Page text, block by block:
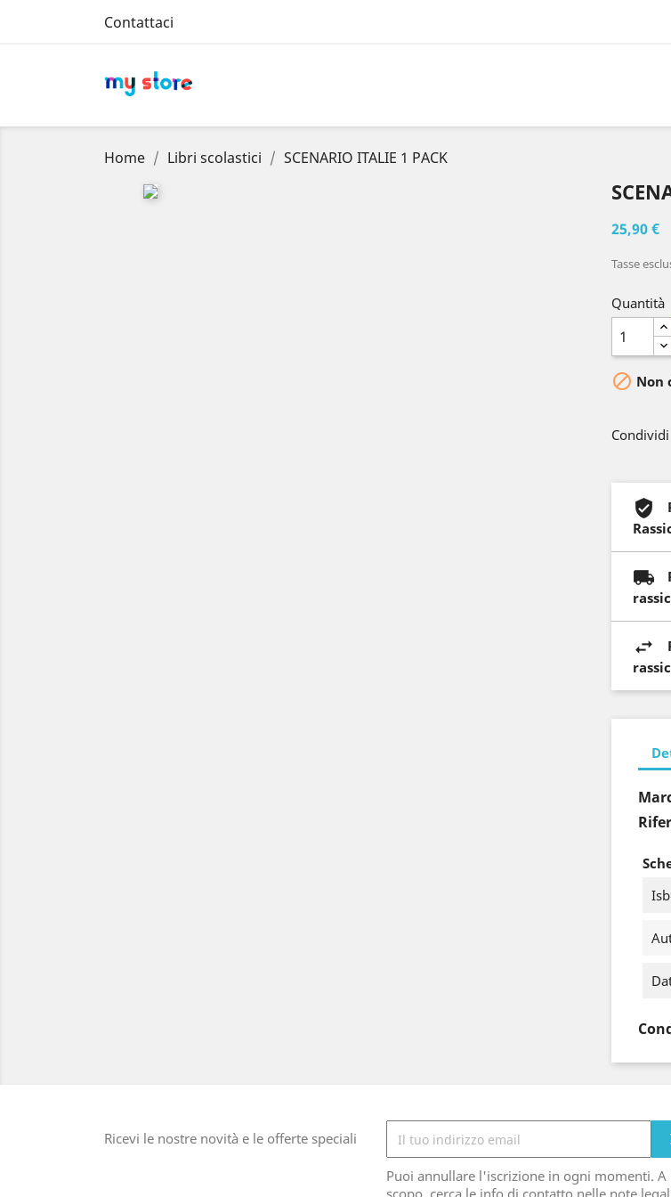
Contattaci
Home Libri scolastici SCENARIO ITALIE 1 PACK
25,90 €
Tasse
Quantità
 Non
Condividi
Ricevi le nostre novità e le offerte speciali
Puoi annullare l'iscrizione in ogni momenti. A
scopo, cerca le info di contatto nelle note